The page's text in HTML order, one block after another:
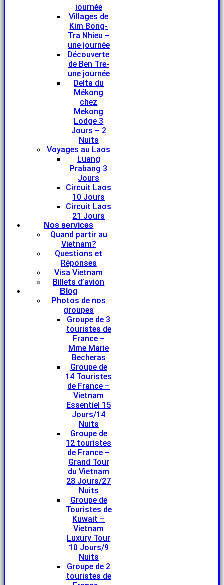
journée
Villages de
Kim Bong-
Tra Nhieu –
une journée
Découverte
de Ben Tre-
une journée
Delta du
Mékong
chez
Mekong
Lodge 3
Jours – 2
Nuits
Voyages au Laos
Luang
Prabang 3
Jours
Circuit Laos
10 Jours
Circuit Laos
21 Jours
Nos services
Quand partir au
Vietnam?
Questions et
Réponses
Visa Vietnam
Billets d’avion
Blog
Photos de nos
groupes
Groupe de 3
touristes de
France –
Mme Marie
Becheras
Groupe de
14 Touristes
de France –
Vietnam
Essentiel 15
Jours/14
Nuits
Groupe de
12 touristes
de France –
Grand Tour
du Vietnam
28 Jours/27
Nuits
Groupe de
Touristes de
Kuwait –
Vietnam
Luxury Tour
10 Jours/9
Nuits
Groupe de 2
touristes de